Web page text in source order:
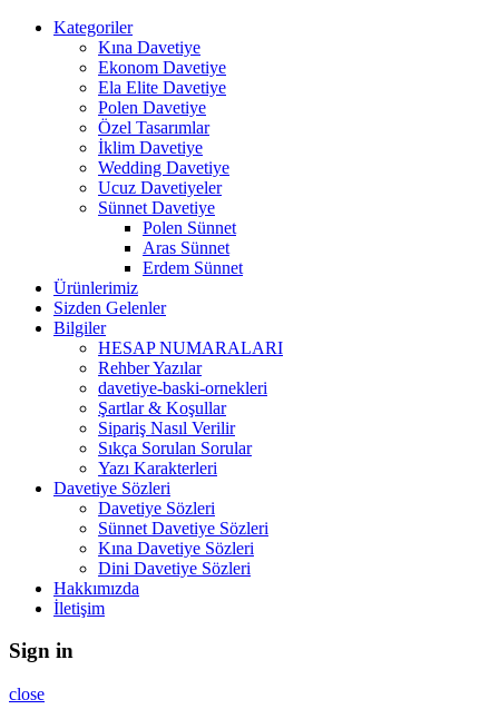
Kategoriler
Kına Davetiye
Ekonom Davetiye
Ela Elite Davetiye
Polen Davetiye
Özel Tasarımlar
İklim Davetiye
Wedding Davetiye
Ucuz Davetiyeler
Sünnet Davetiye
Polen Sünnet
Aras Sünnet
Erdem Sünnet
Ürünlerimiz
Sizden Gelenler
Bilgiler
HESAP NUMARALARI
Rehber Yazılar
davetiye-baski-ornekleri
Şartlar & Koşullar
Sipariş Nasıl Verilir
Sıkça Sorulan Sorular
Yazı Karakterleri
Davetiye Sözleri
Davetiye Sözleri
Sünnet Davetiye Sözleri
Kına Davetiye Sözleri
Dini Davetiye Sözleri
Hakkımızda
İletişim
Sign in
close